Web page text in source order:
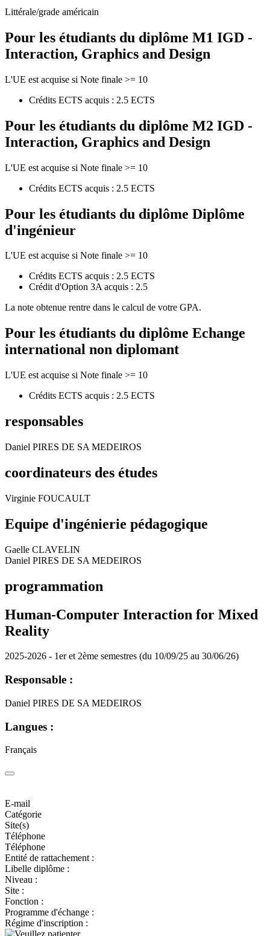
Littérale/grade américain
Pour les étudiants du diplôme M1 IGD -
Interaction, Graphics and Design
L'UE est acquise si Note finale >= 10
Crédits ECTS acquis : 2.5 ECTS
Pour les étudiants du diplôme M2 IGD -
Interaction, Graphics and Design
L'UE est acquise si Note finale >= 10
Crédits ECTS acquis : 2.5 ECTS
Pour les étudiants du diplôme Diplôme
d'ingénieur
L'UE est acquise si Note finale >= 10
Crédits ECTS acquis : 2.5 ECTS
Crédit d'Option 3A acquis : 2.5
La note obtenue rentre dans le calcul de votre GPA.
Pour les étudiants du diplôme Echange
international non diplomant
L'UE est acquise si Note finale >= 10
Crédits ECTS acquis : 2.5 ECTS
responsables
Daniel PIRES DE SA MEDEIROS
coordinateurs des études
Virginie FOUCAULT
Equipe d'ingénierie pédagogique
Gaelle CLAVELIN
Daniel PIRES DE SA MEDEIROS
programmation
Human-Computer Interaction for Mixed
Reality
2025-2026 - 1er et 2ème semestres (du 10/09/25 au 30/06/26)
Responsable :
Daniel PIRES DE SA MEDEIROS
Langues :
Français
E-mail
Catégorie
Site(s)
Téléphone
Téléphone
Entité de rattachement :
Libelle diplôme :
Niveau :
Site :
Fonction :
Programme d'échange :
Régime d'inscription :